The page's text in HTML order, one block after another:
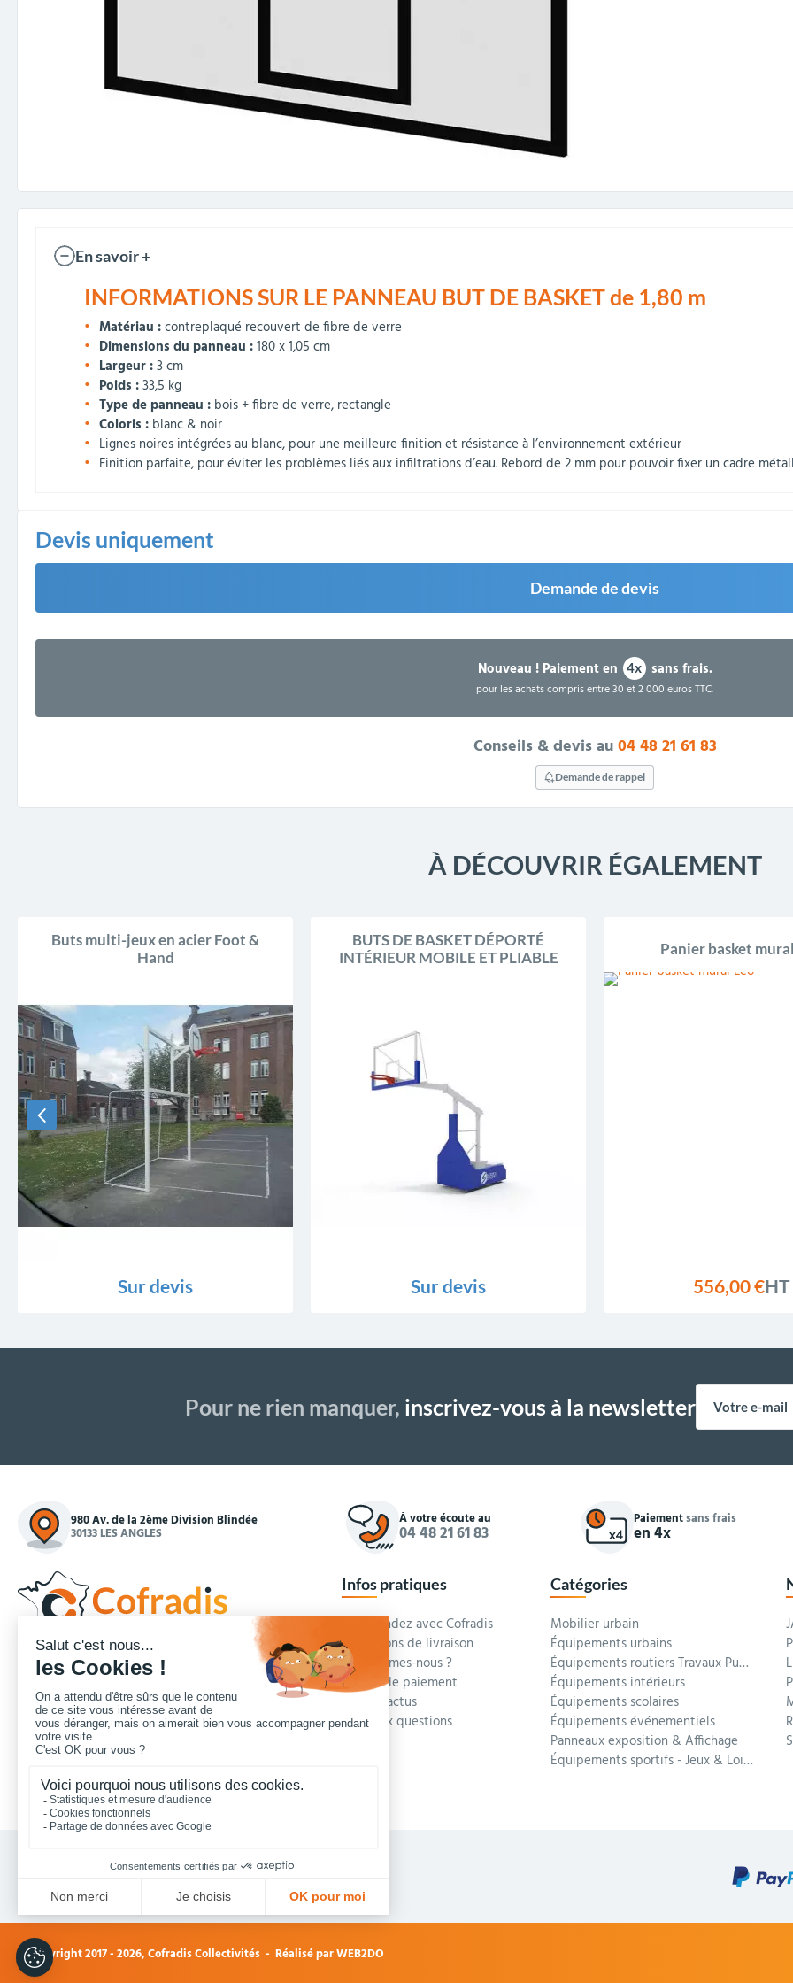
Devis uniquement
Demande de devis
Nouveau !Paiement en 4x sans frais.
pour les achats compris entre 30 et 2 000 euros TTC.
Conseils & devis au04 48 21 61 83
Demande de rappel
En savoir +
INFORMATIONS SUR LE PANNEAU BUT DE BASKET de 1,80 m
Matériau :contreplaqué recouvert de fibre de verre
Dimensions du panneau :180 x 1,05 cm
Largeur :3 cm
Poids :33,5 kg
Type de panneau : bois + fibre de verre, rectangle
Coloris : blanc & noir
Lignes noires intégrées au blanc, pour une meilleure finition et résistance à l’environnement extérieur
Finition parfaite, pour éviter les problèmes liés aux infiltrations d’eau. Rebord de 2 mm pour pouvoir fixer un cadre
À DÉCOUVRIR ÉGALEMENT
Buts multi-jeux en acier Foot &
Hand
Sur devis
BUTS DE BASKET DÉPORTÉ
INTÉRIEUR MOBILE ET PLIABLE
Sur devis
Panier basket
556,00 €HT
Pour ne rien manquer, inscrivez-vous à la newsletter
980 Av. de la 2ème Division Blindée
30133 LES ANGLES
À votre écoute au
04 48 21 61 83
Paiementsans frais
en 4x
Concepteur et fournisseur de mobilier urbain,
Cofradis répond aux besoins d'équipements des
services des collectivités locales, des entreprises
de travaux publics, lycées, écoles.
Nous contacter
Infos pratiques
Commandez avec Cofradis
Conditions de livraison
Qui sommes-nous ?
Modes de paiement
Blog et actus
Foire aux questions
Catégories
Mobilier urbain
Équipements urbains
Équipements routiers Travaux Publics
Équipements intérieurs
Équipements scolaires
Équipements événementiels
Panneaux exposition & Affichage
Équipements sportifs - Jeux & Loisirs
Vos achats collectivités en ligne sécurisés 7 J/7
© Copyright 2017 - 2026,Cofradis Collectivités - Réalisé parWEB2DO